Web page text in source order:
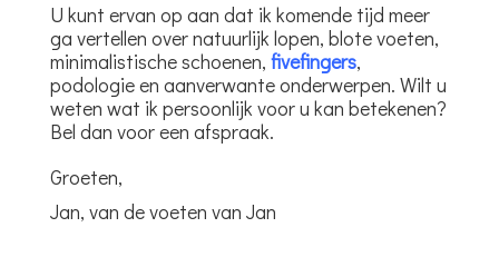
U kunt ervan op aan dat ik komende tijd meer
ga vertellen over natuurlijk lopen, blote voeten,
minimalistische schoenen, fivefingers,
podologie en aanverwante onderwerpen. Wilt u
weten wat ik persoonlijk voor u kan betekenen?
Bel dan voor een afspraak.
Groeten,
Jan, van de voeten van Jan